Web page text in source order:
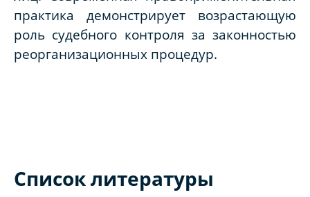
практика демонстрирует возрастающую
роль судебного контроля за законностью
реорганизационных процедур.
Список литературы